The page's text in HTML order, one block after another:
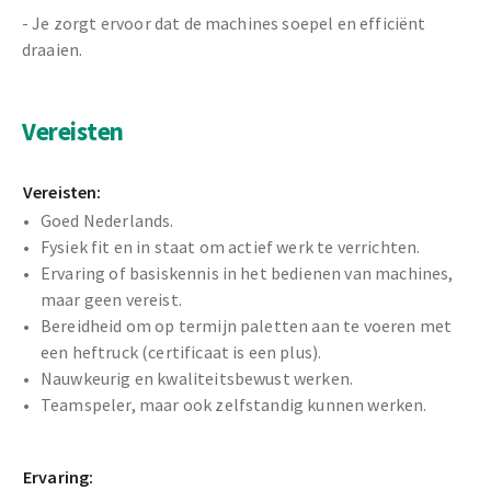
- Je zorgt ervoor dat de machines soepel en efficiënt
draaien.
Vereisten
Vereisten:
Goed Nederlands.
Fysiek fit en in staat om actief werk te verrichten.
Ervaring of basiskennis in het bedienen van machines,
maar geen vereist.
Bereidheid om op termijn paletten aan te voeren met
een heftruck (certificaat is een plus).
Nauwkeurig en kwaliteitsbewust werken.
Teamspeler, maar ook zelfstandig kunnen werken.
Ervaring: